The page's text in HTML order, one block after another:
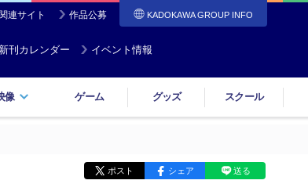
関連サイト 作品公募 KADOKAWA GROUP INFO
新刊カレンダー イベント情報
像 ゲーム グッズ スクール
ポスト シェア 送る